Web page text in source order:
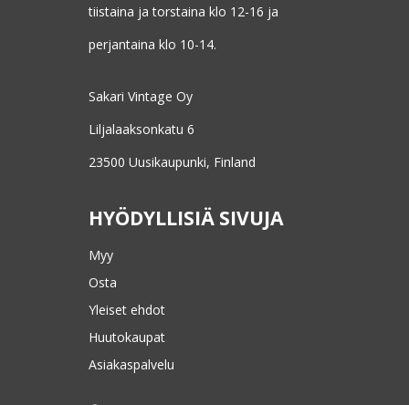
tiistaina ja torstaina klo 12-16 ja
perjantaina klo 10-14.
Sakari Vintage Oy
Liljalaaksonkatu 6
23500 Uusikaupunki, Finland
HYÖDYLLISIÄ SIVUJA
Myy
Osta
Yleiset ehdot
Huutokaupat
Asiakaspalvelu